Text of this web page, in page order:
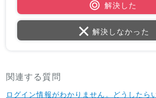
解決した
解決しなかった
関連する質問
ログイン情報がわかりません。どうしたら